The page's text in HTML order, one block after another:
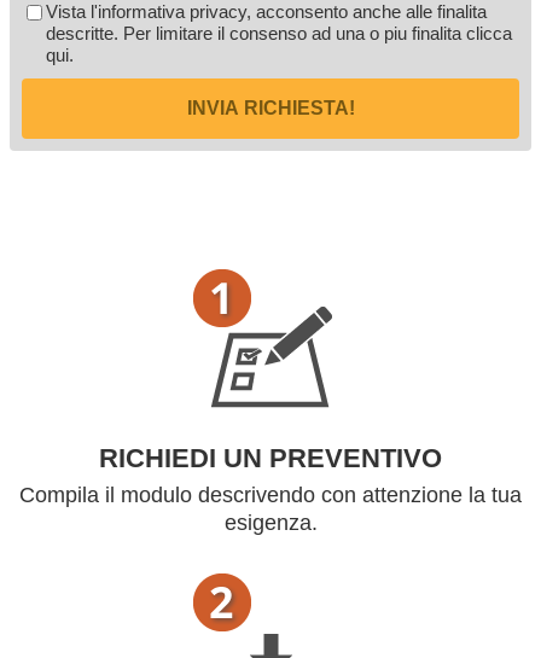
Vista l'informativa privacy, acconsento anche alle finalita
descritte. Per limitare il consenso ad una o piu finalita clicca
qui.
INVIA RICHIESTA!
RICHIEDI UN PREVENTIVO
Compila il modulo descrivendo con attenzione la tua
esigenza.